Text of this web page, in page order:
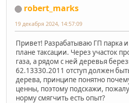
robert_marks
19 декабря 2024, 14:57:09
Привет! Разрабатываю ГП парка
плане таксации. Через участок
газа, а рядом с ней деревья
62.13330.2011 отступ должен
дерева, принципе понятно
ценны, поэтому подскажи,
норму смягчить есть опыт?